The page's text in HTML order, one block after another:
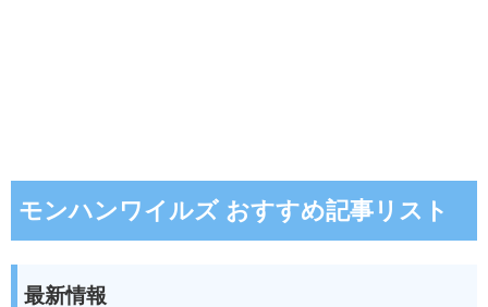
モンハンワイルズ おすすめ記事リスト
最新情報